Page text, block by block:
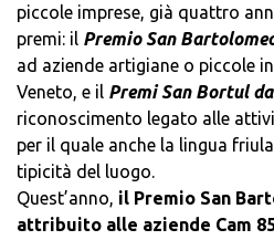
piccole imprese, già quattro
premi: il Premio San
ad aziende artigiane o piccole
Veneto, e il Premi San Bortul
riconoscimento legato alle
per il quale anche la lingua
tipicità del luogo.
Quest’anno, il Premio San
attribuito alle aziende Cam